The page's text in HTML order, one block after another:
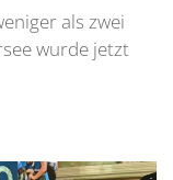
als zwei
wurde jetzt